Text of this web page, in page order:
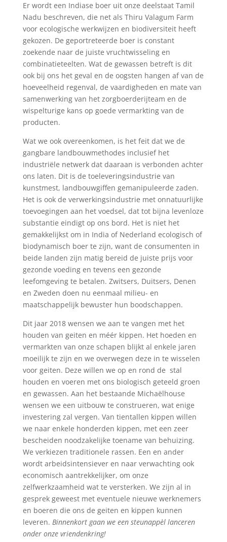
Er wordt een Indiase boer uit onze deelstaat Tamil
Nadu beschreven, die net als Thiru Valagum Farm
voor ecologische werkwijzen en biodiversiteit heeft
gekozen. De geportreteerde boer is constant
zoekende naar de juiste vruchtwisseling en
combinatieteelten. Wat de gewassen betreft is dit
ook bij ons het geval en de oogsten hangen af van de
hoeveelheid regenval, de vaardigheden en mate van
samenwerking van het zorgboerderijteam en de
wispelturige kans op goede vermarkting van de
producten.
Wat we ook overeenkomen, is het feit dat we de
gangbare landbouwmethodes inclusief het
industriële netwerk dat daaraan is verbonden achter
ons laten. Dit is de toeleveringsindustrie van
kunstmest, landbouwgiffen gemanipuleerde zaden.
Het is ook de verwerkingsindustrie met onnatuurlijke
toevoegingen aan het voedsel, dat tot bijna levenloze
substantie eindigt op ons bord. Het is niet het
gemakkelijkst om in India of Nederland ecologisch of
biodynamisch boer te zijn, want de consumenten in
beide landen zijn matig bereid de juiste prijs voor
gezonde voeding en tevens een gezonde
leefomgeving te betalen. Zwitsers, Duitsers, Denen
en Zweden doen nu eenmaal milieu- en
maatschappelijk bewuster hun boodschappen.
Dit jaar 2018 wensen we aan te vangen met het
houden van geiten en méér kippen. Het hoeden en
vermarkten van onze schapen blijkt al enkele jaren
moeilijk te zijn en we overwegen deze in te wisselen
voor geiten. Deze willen we op en rond de stal
houden en voeren met ons biologisch geteeld groen
en gewassen. Aan het bestaande Michaëlhouse
wensen we een uitbouw te construeren, wat enige
investering zal vergen. Van tientallen kippen willen
we naar enkele honderden kippen, met een zeer
bescheiden noodzakelijke toename van behuizing.
We verkiezen traditionele rassen. Een en ander
wordt arbeidsintensiever en naar verwachting ook
economisch aantrekkelijker, om onze
zelfwerkzaamheid wat te versterken. We zijn al in
gesprek geweest met eventuele nieuwe werknemers
en boeren die ons de geiten en kippen kunnen
leveren. Binnenkort gaan we een steunappèl lanceren
onder onze vriendenkring!